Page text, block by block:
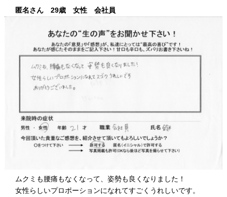
匿名さん 29歳 女性 会社員
ムクミも腰痛もなくなって、姿勢も良くなりました！
女性らしいプロポーションになれてすごくうれしいです。